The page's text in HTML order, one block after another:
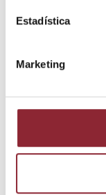
Estadística
Marketing